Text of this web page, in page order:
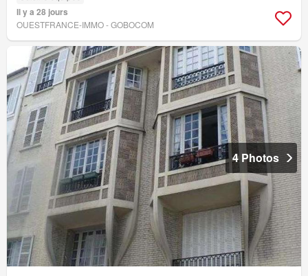
Il y a 28 jours
OUESTFRANCE-IMMO - GOBOCOM
4 Photos